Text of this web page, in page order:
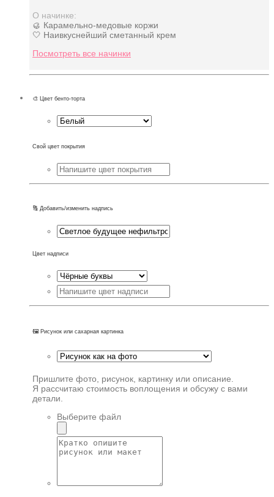
О начинке:
🥮 Карамельно-медовые коржи
🤍 Наивкуснейший сметанный крем
Посмотреть все начинки
🎨 Цвет бенто-торта
Свой цвет покрытия
🔠 Добавить/изменить надпись
Цвет надписи
🖼️ Рисунок или сахарная картинка
Пришлите фото, рисунок, картинку или описание.
Я рассчитаю стоимость воплощения и обсужу с вами
детали.
Выберите файл